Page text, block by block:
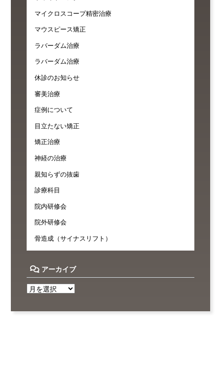
マイクロスコープ精密治療
マウスピース矯正
ラバーダム治療
ラバーダム治療
休診のお知らせ
審美治療
症例について
目立たない矯正
矯正治療
神経の治療
親知らずの抜歯
診療科目
院内研修会
院外研修会
骨造成（サイナスリフト）
アーカイブ